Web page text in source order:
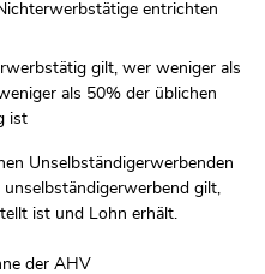
entrichten
gilt, wer weniger als
als 50% der üblichen
ist
Unselbständigerwerbenden
gilt,
ist und Lohn erhält.
der AHV